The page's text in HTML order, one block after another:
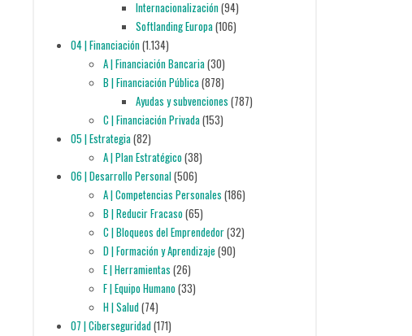
Internacionalización(94)
Softlanding Europa(106)
04 | Financiación(1.134)
A | Financiación Bancaria(30)
B | Financiación Pública(878)
Ayudas y subvenciones (787)
C | Financiación Privada(153)
05 | Estrategia(82)
A | Plan Estratégico(38)
06 | Desarrollo Personal(506)
A | Competencias Personales (186)
B | Reducir Fracaso(65)
C | Bloqueos del Emprendedor(32)
D | Formación y Aprendizaje (90)
E | Herramientas (26)
F | Equipo Humano(33)
H | Salud(74)
07 | Ciberseguridad(171)